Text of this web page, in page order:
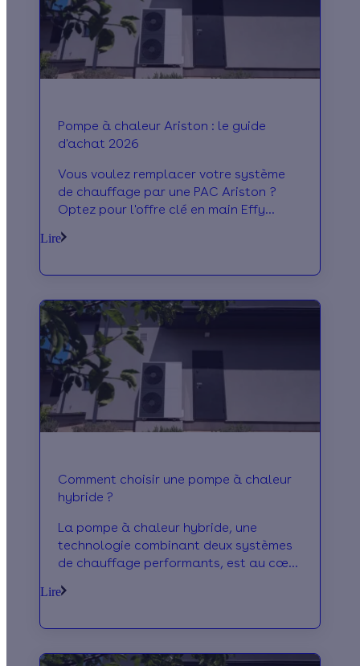
Pompe à chaleur Ariston : le guide
d'achat 2026
Vous voulez remplacer votre système
de chauffage par une PAC Ariston ?
Optez pour l'offre clé en main Effy
travaux !
Lire
Comment choisir une pompe à chaleur
hybride ?
La pompe à chaleur hybride, une
technologie combinant deux systèmes
de chauffage performants, est au cœur
avantages et conseils d'achat.
Lire